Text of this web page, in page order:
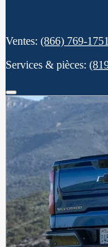
Ventes: (866) 769-1751
Services & pièces: